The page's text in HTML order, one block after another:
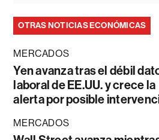
OTRAS NOTICIAS ECONÓMICAS
MERCADOS
Yen avanza tras el débil
laboral de EE.UU. y crece la
alerta por posible
MERCADOS